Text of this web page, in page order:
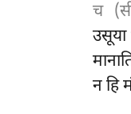
च
न हि